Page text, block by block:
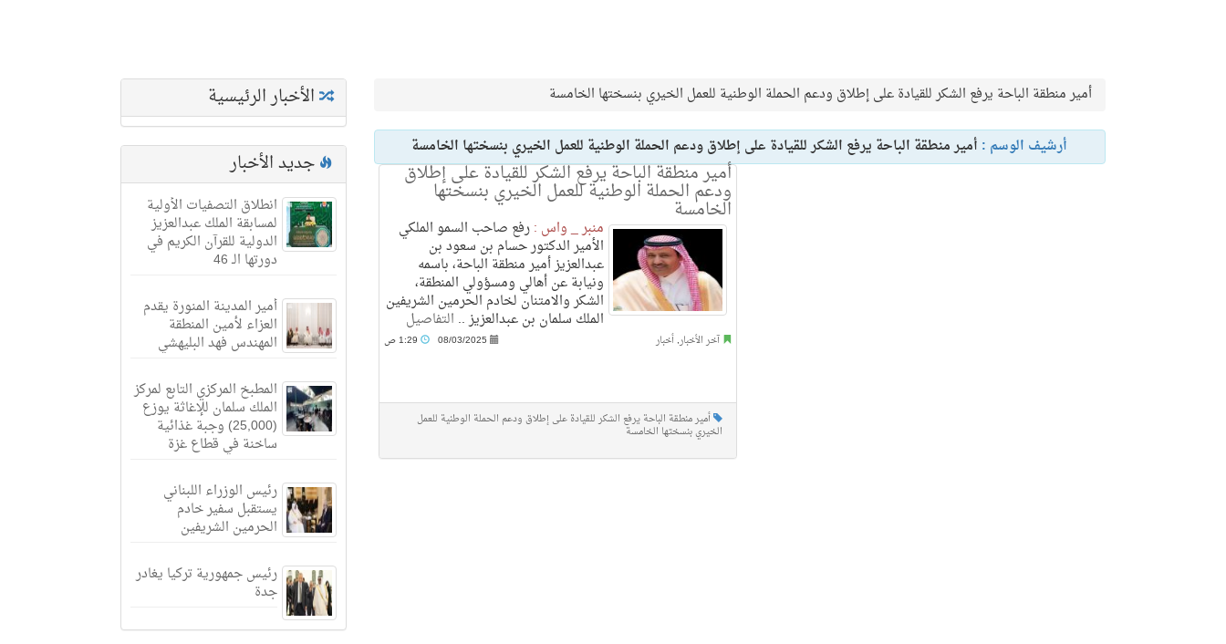
الأخبار الرئيسية
جديد الأخبار
انطلاق التصفيات الأولية
لمسابقة الملك عبدالعزيز
الدولية للقرآن الكريم في
دورتها الـ 46
أمير المدينة المنورة يقدم
العزاء لأمين المنطقة
المهندس فهد البليهشي
المطبخ المركزي التابع لمركز
الملك سلمان للإغاثة يوزع
(25,000) وجبة غذائية
ساخنة في قطاع غزة
رئيس الوزراء اللبناني
يستقبل سفير خادم
الحرمين الشريفين
رئيس جمهورية تركيا يغادر
جدة
أمير منطقة الباحة يرفع الشكر للقيادة على إطلاق ودعم الحملة الوطنية للعمل الخيري بنسختها الخامسة
أرشيف الوسم : أمير منطقة الباحة يرفع الشكر للقيادة على إطلاق ودعم الحملة الوطنية للعمل الخيري بنسختها الخامسة
أمير منطقة الباحة يرفع الشكر للقيادة على إطلاق
ودعم الحملة الوطنية للعمل الخيري بنسختها
الخامسة
منبر _ واس :رفع صاحب السمو الملكي
الأمير الدكتور حسام بن سعود بن
عبدالعزيز أمير منطقة الباحة، باسمه
ونيابة عن أهالي ومسؤولي المنطقة،
الشكر والامتنان لخادم الحرمين الشريفين
الملك سلمان بن عبدالعزيز .. التفاصيل
آخر الأخبار,أخبار 08/03/2025
أمير منطقة الباحة يرفع الشكر للقيادة على إطلاق ودعم الحملة الوطنية للعمل
الخيري بنسختها الخامسة